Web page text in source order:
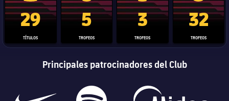
Trofeo de La Liga
29
TÍTULOS
Trofeo de la Liga de Campeones
5
TROFEOS
Trofeo del Mundial de
3
TROFEOS
Copa del
32
TROFEOS
Principales patrocinadores del Club